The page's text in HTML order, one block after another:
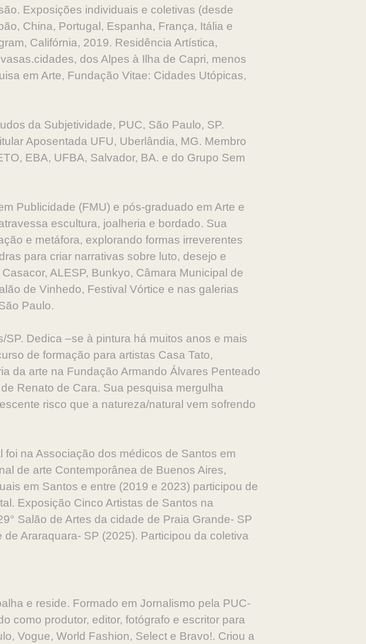
Exposições individuais e coletivas (desde
China, Portugal, Espanha, França, Itália e
Califórnia, 2019. Residência Artística,
dos Alpes à Ilha de Capri, menos
em Arte, Fundação Vitae: Cidades Utópicas,
da Subjetividade, PUC, São Paulo, SP.
Aposentada UFU, Uberlândia, MG. Membro
EBA, UFBA, Salvador, BA. e do Grupo Sem
Publicidade (FMU) e pós-graduado em Arte e
escultura, joalheria e bordado. Sua
e metáfora, explorando formas irreverentes
para criar narrativas sobre luto, desejo e
ALESP, Bunkyo, Câmara Municipal de
de Vinhedo, Festival Vórtice e nas galerias
Paulo.
Dedica –se à pintura há muitos anos e mais
de formação para artistas Casa Tato,
da arte na Fundação Armando Álvares Penteado
Renato de Cara. Sua pesquisa mergulha
risco que a natureza/natural vem sofrendo
na Associação dos médicos de Santos em
de arte Contemporânea de Buenos Aires,
em Santos e entre (2019 e 2023) participou de
Exposição Cinco Artistas de Santos na
Salão de Artes da cidade de Praia Grande- SP
Araraquara- SP (2025). Participou da coletiva
e reside. Formado em Jornalismo pela PUC-
como produtor, editor, fotógrafo e escritor para
Vogue, World Fashion, Select e Bravo!. Criou a